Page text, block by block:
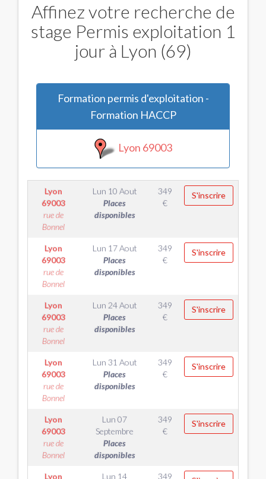
Affinez votre recherche de
stage Permis exploitation 1
jour à Lyon (69)
Formation permis d'exploitation -
Formation HACCP
Lyon 69003
Lyon
69003
rue de
Bonnel
Lun 10 Aout
Places
disponibles
349
€
S'inscrire
Lyon
69003
rue de
Bonnel
Lun 17 Aout
Places
disponibles
349
€
S'inscrire
Lyon
69003
rue de
Bonnel
Lun 24 Aout
Places
disponibles
349
€
S'inscrire
Lyon
69003
rue de
Bonnel
Lun 31 Aout
Places
disponibles
349
€
S'inscrire
Lyon
69003
rue de
Bonnel
Lun 07
Septembre
Places
disponibles
349
€
S'inscrire
Lyon
Lun 14
349